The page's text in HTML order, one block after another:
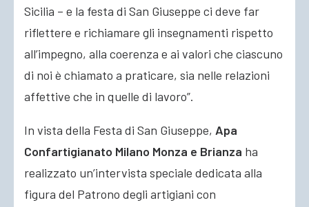
Sicilia – e la festa di San Giuseppe ci deve far
riflettere e richiamare gli insegnamenti rispetto
all’impegno, alla coerenza e ai valori che ciascuno
di noi è chiamato a praticare, sia nelle relazioni
affettive che in quelle di lavoro”.
In vista della Festa di San Giuseppe, Apa
Confartigianato Milano Monza e Brianza ha
realizzato un’intervista speciale dedicata alla
figura del Patrono degli artigiani con